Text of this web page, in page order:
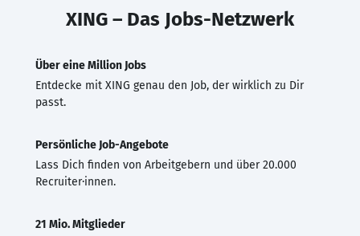
XING – Das Jobs-Netzwerk
Über eine Million Jobs
Entdecke mit XING genau den Job, der wirklich zu Dir
passt.
Persönliche Job-Angebote
Lass Dich finden von Arbeitgebern und über 20.000
Recruiter·innen.
21 Mio. Mitglieder